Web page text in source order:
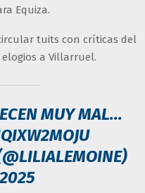
Equiza.
tuits con críticas del
a Villarruel.
MUY MAL...